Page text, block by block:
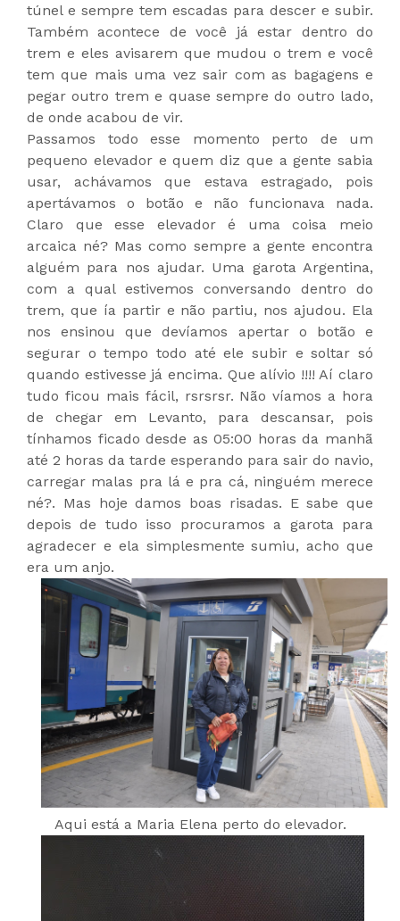
túnel e sempre tem escadas para descer e subir.
Também acontece de você já estar dentro do
trem e eles avisarem que mudou o trem e você
tem que mais uma vez sair com as bagagens e
pegar outro trem e quase sempre do outro lado,
de onde acabou de vir.
Passamos todo esse momento perto de um
pequeno elevador e quem diz que a gente sabia
usar, achávamos que estava estragado, pois
apertávamos o botão e não funcionava nada.
Claro que esse elevador é uma coisa meio
arcaica né? Mas como sempre a gente encontra
alguém para nos ajudar. Uma garota Argentina,
com a qual estivemos conversando dentro do
trem, que ía partir e não partiu, nos ajudou. Ela
nos ensinou que devíamos apertar o botão e
segurar o tempo todo até ele subir e soltar só
quando estivesse já encima. Que alívio !!!! Aí claro
tudo ficou mais fácil, rsrsrsr. Não víamos a hora
de chegar em Levanto, para descansar, pois
tínhamos ficado desde as 05:00 horas da manhã
até 2 horas da tarde esperando para sair do navio,
carregar malas pra lá e pra cá, ninguém merece
né?. Mas hoje damos boas risadas. E sabe que
depois de tudo isso procuramos a garota para
agradecer e ela simplesmente sumiu, acho que
era um anjo.
Aqui está a Maria Elena perto do elevador.